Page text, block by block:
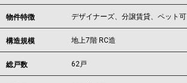
物件特徴 デザイナーズ、分譲賃貸、ペット可
構造規模 地上7階 RC造
総戸数 62戸